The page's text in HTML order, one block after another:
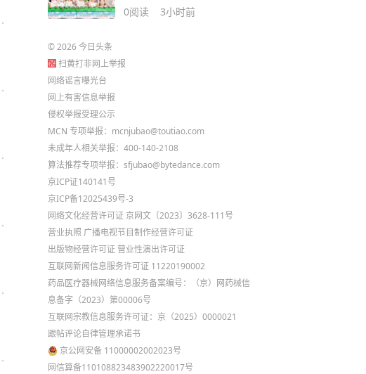
0阅读 3小时前
©2026今日头条
扫黄打非网上举报
网络谣言曝光台
网上有害信息举报
侵权举报受理公示
MCN 专项举报：mcnjubao@toutiao.com
未成年人相关举报：400-140-2108
算法推荐专项举报：sfjubao@bytedance.com
京ICP证140141号
京ICP备12025439号-3
网络文化经营许可证 京网文〔2023〕3628-111号
营业执照 广播电视节目制作经营许可证
出版物经营许可证 营业性演出许可证
互联网新闻信息服务许可证 11220190002
药品医疗器械网络信息服务备案编号：（京）网药械信
息备字（2023）第00006号
互联网宗教信息服务许可证：京（2025）0000021
跟帖评论自律管理承诺书
京公网安备 11000002002023号
网信算备110108823483902220017号